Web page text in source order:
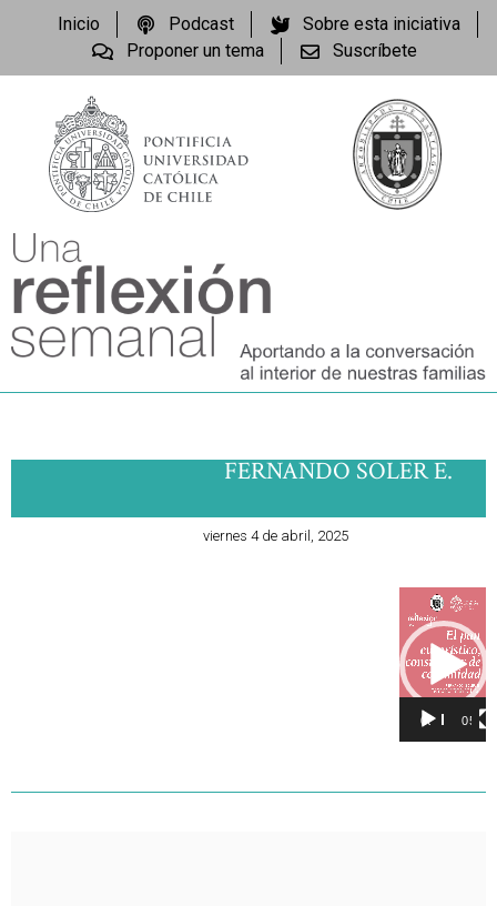
Inicio Podcast
Sobre esta iniciativa
Proponer un tema
Suscríbete
FERNANDO SOLER E.
viernes 4 de abril, 2025
de
vídeo
00:00 05:07